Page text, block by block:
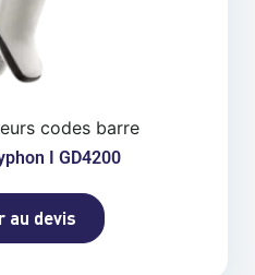
codes barre
I GD4200
au devis